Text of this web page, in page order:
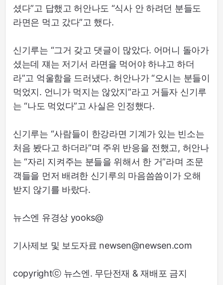
셨다”고 답했고 허안나도 “식사 안 하려던 분들도
라면은 먹고 갔다”고 했다.
신기루는 “그거 갖고 댓글이 많았다. 어머니 돌아가
셨는데 쟤는 저기서 라면을 먹어야 하냐고 하더
라”고 억울함을 드러냈다. 허안나가 “오시는 분들이
먹었지. 언니가 먹지는 않았지”라고 거들자 신기루
는 “나도 먹었다”고 사실은 인정했다.
신기루는 “사람들이 한강라면 기계가 있는 빈소는
처음 봤다고 하더라”며 주위 반응을 전했고, 허안나
는 “자리 지켜주는 분들을 위해서 한 거”라며 조문
객들을 먼저 배려한 신기루의 마음씀씀이가 오해
받지 않기를 바랐다.
뉴스엔 유경상 yooks@
기사제보 및 보도자료 newsen@newsen.com
copyrightⓒ 뉴스엔. 무단전재 & 재배포 금지